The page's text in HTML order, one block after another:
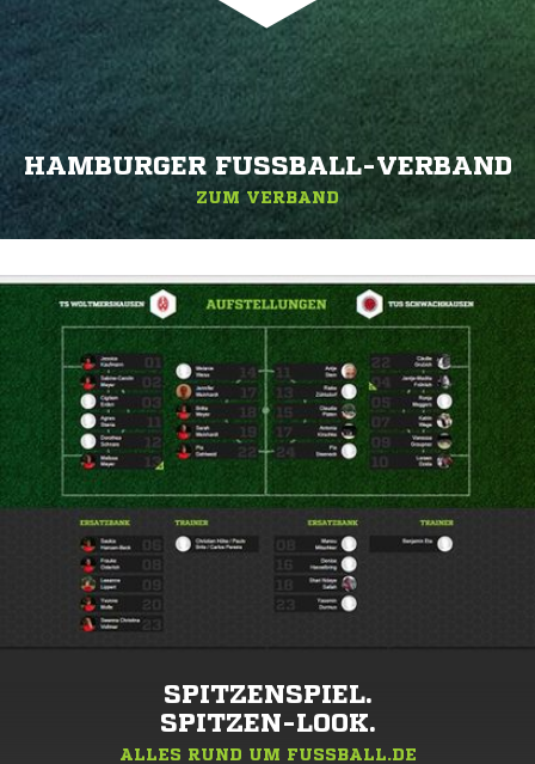
HAMBURGER FUSSBALL-VERBAND
ZUM VERBAND
SPITZENSPIEL.
SPITZEN-LOOK.
ALLES RUND UM FUSSBALL.DE